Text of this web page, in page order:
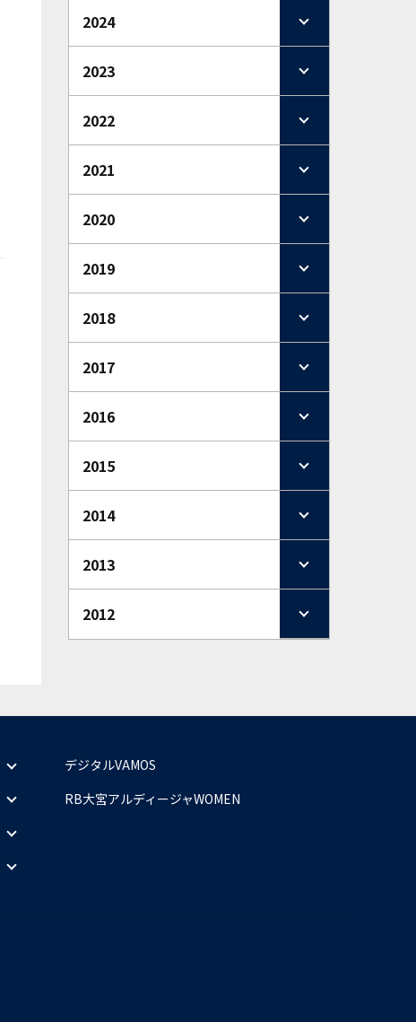
2024
2023
2022
2021
2020
2019
2018
2017
2016
2015
2014
2013
2012
デジタルVAMOS
RB大宮アルディージャWOMEN